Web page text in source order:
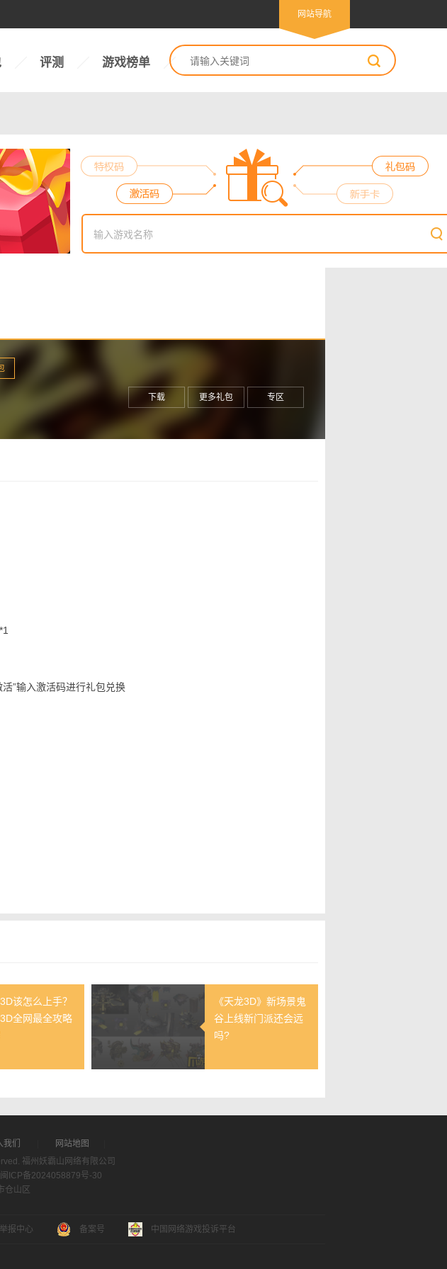
网站导航
评测 游戏榜单
下载 更多礼包 专区
”输入激活码进行礼包兑换
该怎么上手？
全网最全攻略
《天龙3D》新场景鬼
谷上线新门派还会远
吗?
们 网站地图
福州妖霸山网络有限公司
闽ICP备2024058879号-30
仓山区
报中心 备案号 中国网络游戏投诉平台